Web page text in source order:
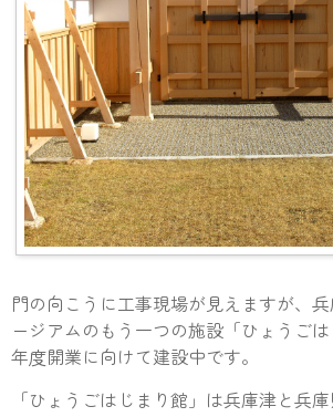
門の向こうに工事現場が見えますが、
ージアムのもう一つの施設「ひょうご
年度開業に向けて建設中です。
「ひょうごはじまり館」は兵庫津と兵